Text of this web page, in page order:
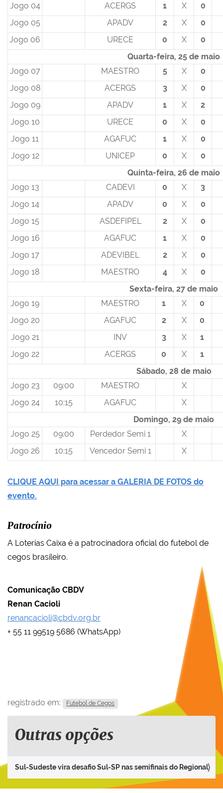
Jogo 04 ACERGS 1 X
0
Jogo 05
APADV 2 X
0
Jogo 06
URECE 0 X
0
Quarta-feira, 25 de maio
Jogo 07
MAESTRO 5 X
0
Jogo 08
ACERGS 3 X
0
Jogo 09
APADV 1 X
2
Jogo 10
URECE 0 X
0
Jogo 11
AGAFUC 1 X
0
Jogo 12
UNICEP 0 X
0
Quinta-feira, 26 de maio
Jogo 13
CADEVI 0 X
3
Jogo 14
APADV 0 X
0
Jogo 15
ASDEFIPEL 2 X
0
Jogo 16
AGAFUC 1 X
0
Jogo 17
ADEVIBEL 2 X
0
Jogo 18
MAESTRO 4 X
0
Sexta-feira, 27 de maio
Jogo 19
MAESTRO 1 X
0
Jogo 20
AGAFUC 2 X
0
Jogo 21
INV 3 X
1
Jogo 22
ACERGS 0 X
1
Sábado, 28 de maio
Jogo 23
09:00 MAESTRO
X
Jogo 24
10:15 AGAFUC
X
Domingo, 29 de maio
Jogo 25
09:00 Perdedor Semi 1
X
Jogo 26
10:15 Vencedor Semi 1 X
CLIQUE AQUI para acessar a GALERIA DE FOTOS do
evento.
Patrocínio
A Loterias Caixa é a patrocinadora oficial do futebol de
cegos brasileiro.
Comunicação CBDV
Renan Cacioli
renancacioli@cbdv.org.br
+ 55 11 99519 5686 (WhatsApp)
registrado em: Futebol de Cegos
Outras opções
Sul-Sudeste vira desafio Sul-SP nas semifinais do Regional